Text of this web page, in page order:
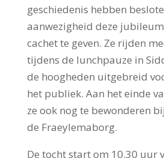
geschiedenis hebben
aanwezigheid deze
cachet te geven. Ze rijden
tijdens de lunchpauze in
de hoogheden uitgebreid
het publiek. Aan het einde
ze ook nog te bewonderen
de Fraeylemaborg.
De tocht start om 10.30 uur